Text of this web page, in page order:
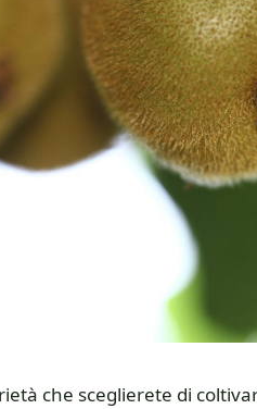
che sceglierete di